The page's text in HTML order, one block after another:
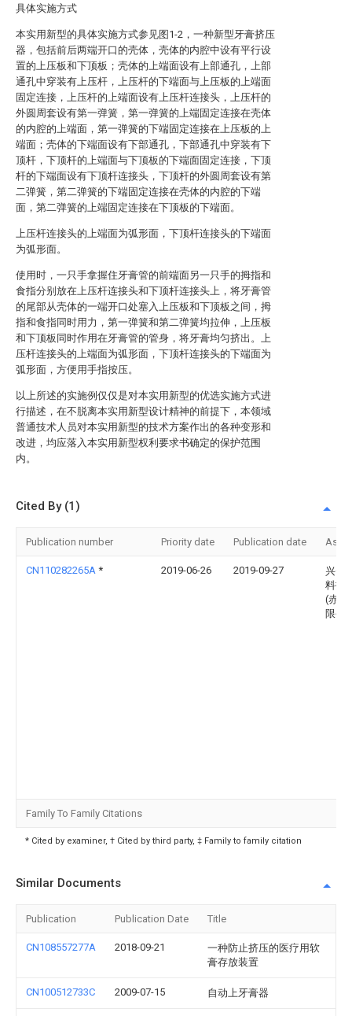
具体实施方式
本实用新型的具体实施方式参见图1-2，一种新型牙膏挤压
器，包括前后两端开口的壳体，壳体的内腔中设有平行设
置的上压板和下顶板；壳体的上端面设有上部通孔，上部
通孔中穿装有上压杆，上压杆的下端面与上压板的上端面
固定连接，上压杆的上端面设有上压杆连接头，上压杆的
外圆周套设有第一弹簧，第一弹簧的上端固定连接在壳体
的内腔的上端面，第一弹簧的下端固定连接在上压板的上
端面；壳体的下端面设有下部通孔，下部通孔中穿装有下
顶杆，下顶杆的上端面与下顶板的下端面固定连接，下顶
杆的下端面设有下顶杆连接头，下顶杆的外圆周套设有第
二弹簧，第二弹簧的下端固定连接在壳体的内腔的下端
面，第二弹簧的上端固定连接在下顶板的下端面。
上压杆连接头的上端面为弧形面，下顶杆连接头的下端面
为弧形面。
使用时，一只手拿握住牙膏管的前端面另一只手的拇指和
食指分别放在上压杆连接头和下顶杆连接头上，将牙膏管
的尾部从壳体的一端开口处塞入上压板和下顶板之间，拇
指和食指同时用力，第一弹簧和第二弹簧均拉伸，上压板
和下顶板同时作用在牙膏管的管身，将牙膏均匀挤出。上
压杆连接头的上端面为弧形面，下顶杆连接头的下端面为
弧形面，方便用手指按压。
以上所述的实施例仅仅是对本实用新型的优选实施方式进
行描述，在不脱离本实用新型设计精神的前提下，本领域
普通技术人员对本实用新型的技术方案作出的各种变形和
改进，均应落入本实用新型权利要求书确定的保护范围
内。
Cited By (1)
Publication number Priority date Publication date
CN110282265A * 2019-06-26 2019-09-27
兴肇
料技
(赤壁
限公
Family To Family Citations
* Cited by examiner, † Cited by third party, ‡ Family to family citation
Similar Documents
Publication Publication Date Title
CN108557277A 2018-09-21
一种防止挤压的医疗用软
膏存放装置
CN100512733C 2009-07-15 自动上牙膏器